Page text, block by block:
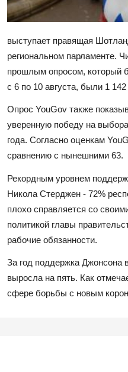
выступает правящая
региональном парламенте.
прошлым опросом, который
с 6 по 10 августа, были 1
Опрос YouGov также
уверенную победу на
года. Согласно оценкам
сравнению с нынешними 63.
Рекордным уровнем
Никола Стерджен - 72%
плохо справляется со
политикой главы
рабочие обязанности.
За год поддержка Джонсона
выросла на пять. Как
сфере борьбы с новым